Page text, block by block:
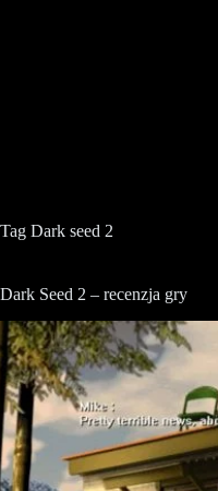
Tag Dark seed 2
Dark Seed 2 – recenzja gry